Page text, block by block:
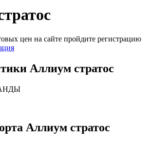
цен на сайте пройдите регистрацию
Аллиум стратос
Аллиум стратос